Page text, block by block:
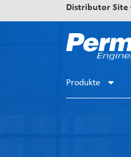
Distributor Site
Produkte